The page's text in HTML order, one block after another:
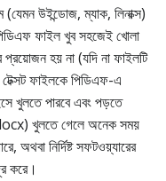
(যেমন উইন্ডোজ, ম্যাক, লিনাক্স)
ফাইল খুব সহজেই খোলা
হয় না (যদি না ফাইলটি
ফাইলকে পিডিএফ-এ
খুলতে পারবে এবং পড়তে
খুলতে গেলে অনেক সময়
অথবা নির্দিষ্ট সফটওয়্যারের
করে।